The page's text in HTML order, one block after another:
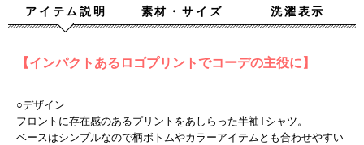
アイテム説明 素材・サイズ 洗濯表示
【インパクトあるロゴプリントでコーデの主役に】
○デザイン
フロントに存在感のあるプリントをあしらった半袖Tシャツ。
ベースはシンプルなので柄ボトムやカラーアイテムとも合わせやすい